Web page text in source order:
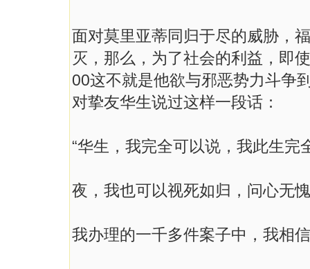
面对莫里亚蒂同归于尽的威胁，
灭，那么，为了社会的利益，即
00这不就是他欲与邪恶势力斗争
对挚友华生说过这样一段话：
“华生，我完全可以说，我此生
夜，我也可以视死如归，问心无
我办理的一千多件案子中，我相